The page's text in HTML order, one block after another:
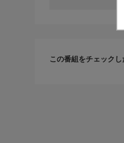
この番組をチェック